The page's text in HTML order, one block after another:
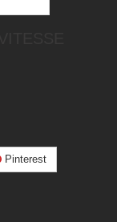
Pinterest